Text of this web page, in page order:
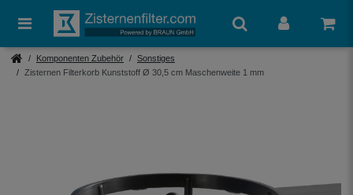
Komponenten Zubehör
Sonstiges
Zisternen Filterkorb Kunststoff Ø 30,5 cm Maschenweite 1 mm